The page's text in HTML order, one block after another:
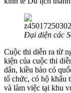
Đại diện các
Cuộc thi diễn ra từ
kiện của cuộc thi
dân, kiều bào có
tổ chức, có hộ khẩu
và làm việc tại khu